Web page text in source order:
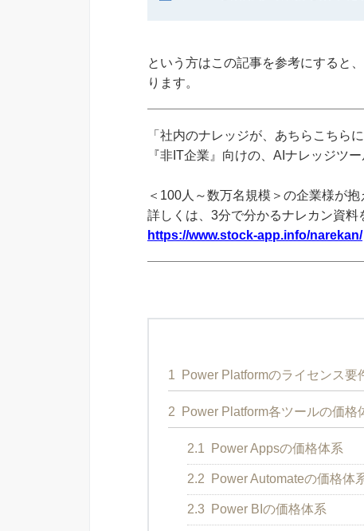
という方はこの記事を参考にすると
ります。
「社内のナレッジが、あちらこちら
『非IT企業』向けの、AIナレッジツー
＜100人～数万名規模＞の企業様が
詳しくは、3分で分かるナレカン資料
https://www.stock-app.info/narekan/
1 Power Platformのライセンス要
2 Power Platform各ツールの価格
2.1 Power Appsの価格体系
2.2 Power Automateの価格体
2.3 Power BIの価格体系